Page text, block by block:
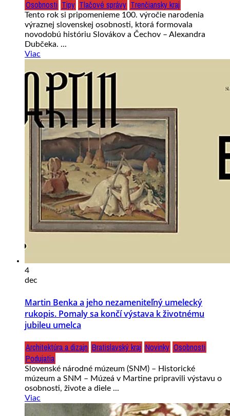
Osobnosti Tipy Tlačové správy Trenčiansky kraj
Tento rok si pripomenieme 100. výročie narodenia
výraznej slovenskej osobnosti, ktorá formovala
novodobú históriu Slovákov a Čechov – Alexandra
Dubčeka. ...
Viac
4
dec
Martin Benka a jeho nezameniteľný umelecký
rukopis. Pomaly sa končí výstava k životnému
jubileu umelca
Architektúra a dizajn Bratislavský kraj Novinky Osobnosti
Podujatia
Slovenské národné múzeum (SNM) – Historické
múzeum a SNM – Múzeá v Martine pripravili výstavu o
osobnosti, živote a diele ...
Viac